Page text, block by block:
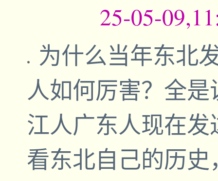
25-05-
为什么当年东北
人如何厉害？全
江人广东人现在
看东北自己的历